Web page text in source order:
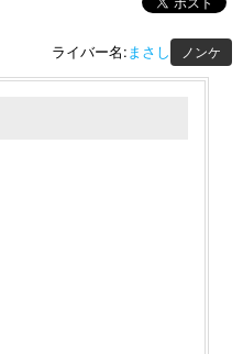
ライバー名:まさし ノンケ